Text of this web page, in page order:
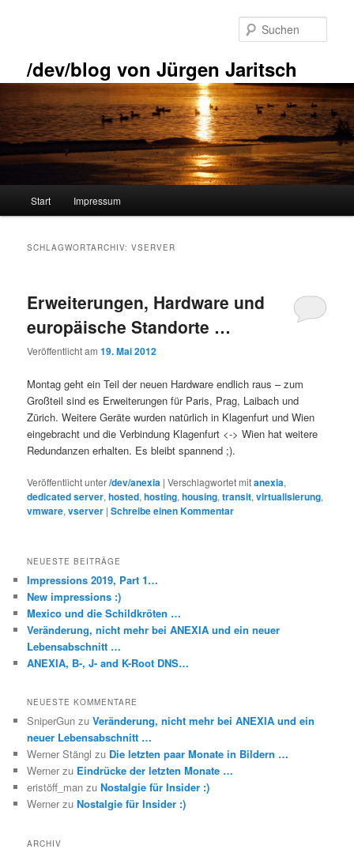
/dev/blog von Jürgen Jaritsch
Start Impressum
SCHLAGWORTARCHIV:VSERVER
Erweiterungen, Hardware und
europäische Standorte …
Veröffentlicht am19. Mai 2012
Montag geht ein Teil der neuen Hardware endlich raus – zum
Großteil sind es Erweiterungen für Paris, Prag, Laibach und
Zürich. Weitere Geräte wurden natürlich in Klagenfurt und Wien
eingebracht und die Verbindung Klagenfurt <-> Wien hat weitere
Redundanzen erhalten. Es bleibt spannend ;).
Veröffentlicht unter/dev/anexia |Verschlagwortet mitanexia,
dedicated server,hosted,hosting,housing,transit,virtualisierung,
vmware,vserver |Schreibe einen Kommentar
NEUESTE BEITRÄGE
Impressions 2019, Part 1…
New impressions :)
Mexico und die Schildkröten …
Veränderung, nicht mehr bei ANEXIA und ein neuer
Lebensabschnitt …
ANEXIA, B-, J- and K-Root DNS…
NEUESTE KOMMENTARE
SniperGun zuVeränderung, nicht mehr bei ANEXIA und ein
neuer Lebensabschnitt …
Werner Stängl zu Die letzten paar Monate in Bildern …
Werner zu Eindrücke der letzten Monate …
eristöff_man zuNostalgie für Insider :)
Werner zuNostalgie für Insider :)
ARCHIV